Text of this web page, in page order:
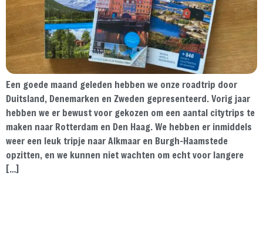
Een goede maand geleden hebben we onze roadtrip door
Duitsland, Denemarken en Zweden gepresenteerd. Vorig jaar
hebben we er bewust voor gekozen om een aantal citytrips te
maken naar Rotterdam en Den Haag. We hebben er inmiddels
weer een leuk tripje naar Alkmaar en Burgh-Haamstede
opzitten, en we kunnen niet wachten om echt voor langere
[…]